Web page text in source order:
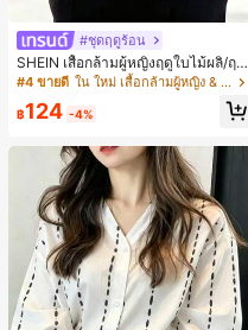
#ชุดฤดูร้อน
SHEIN เสื้อกล้ามผู้หญิงฤดูใบไม้ผลิ/ฤดูร้
อน ใหม่ สไตล์มินิมอลลำลองหรูหรา สีบ
ล็อก ลายจุด คอวี แพตช์เวิร์ก ชายระบา
ย แขนกุด ทรงเข้ารูป อเนกประสงค์, เสื้อ
หญิง, เสื้อเที่ยวพักผ่อนผู้หญิง
#4 ขายดี ใน ใหม่ เสื้อกล้ามผู้หญิง & Camis
฿124 -4%